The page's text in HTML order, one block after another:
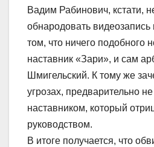
Вадим Рабинович, кстати,
обнародовать
том, что ничего подобного
наставник «Зари», и сам
Шмигельский. К тому же
угрозах, предварительно
наставником, который
руководством.
В итоге получается, что